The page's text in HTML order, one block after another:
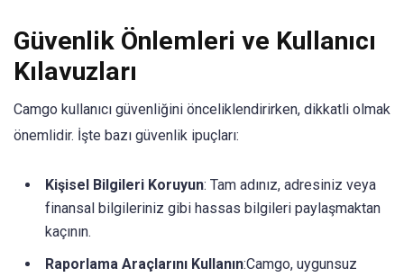
Güvenlik Önlemleri ve Kullanıcı
Kılavuzları
Camgo kullanıcı güvenliğini önceliklendirirken, dikkatli olmak
önemlidir. İşte bazı güvenlik ipuçları:
Kişisel Bilgileri Koruyun: Tam adınız, adresiniz veya
finansal bilgileriniz gibi hassas bilgileri paylaşmaktan
kaçının.
Raporlama Araçlarını Kullanın:Camgo, uygunsuz